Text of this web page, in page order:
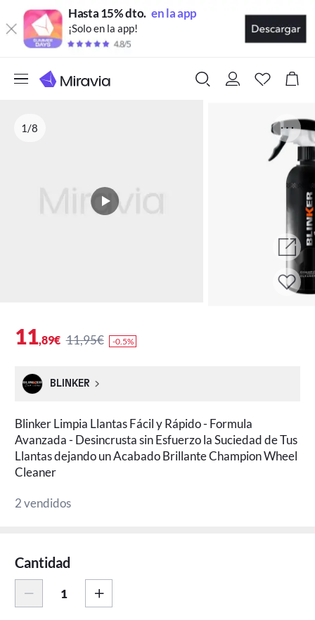
Hasta 15% dto. en la app
¡Solo en la app!
1/8
11,89€ 11,95€ -0.5%
BLINKER
Blinker Limpia Llantas Fácil y Rápido - Formula
Avanzada - Desincrusta sin Esfuerzo la Suciedad de Tus
Llantas dejando un Acabado Brillante Champion Wheel
Cleaner
2 vendidos
Cantidad